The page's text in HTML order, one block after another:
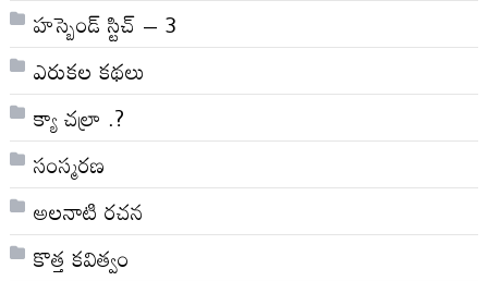
హస్బెండ్ స్టిచ్ – 3
ఎరుకల కథలు
క్యా చల్రా .?
సంస్మరణ
అలనాటి రచన
కొత్త కవిత్వం